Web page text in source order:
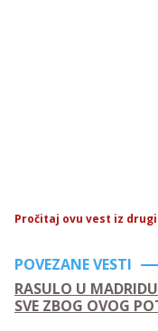
Pročitaj ovu vest iz
POVEZANE VESTI
RASULO U
SVE ZBOG OVOG